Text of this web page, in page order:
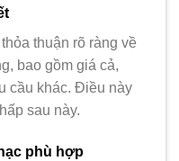
thuận rõ ràng về
bao gồm giá cả,
cầu khác. Điều này
sau này.
phù hợp